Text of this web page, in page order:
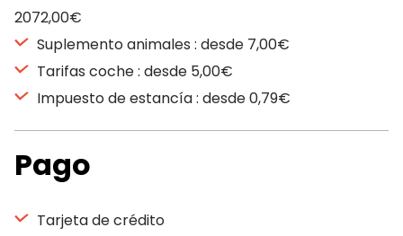
2072,00€
Suplemento animales : desde 7,00€
Tarifas coche : desde 5,00€
Impuesto de estancía : desde 0,79€
Pago
Tarjeta de crédito